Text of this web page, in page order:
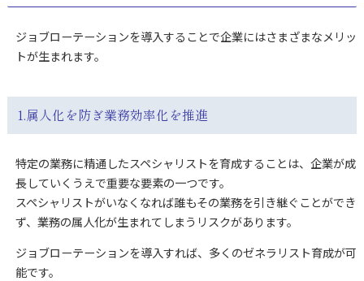
ジョブローテーションを導入することで企業にはさまざまなメリッ
トが生まれます。
1.属人化を防ぎ業務効率化を推進
特定の業務に精通したスペシャリストを育成することは、企業が成
長していくうえで重要な要素の一つです。
スペシャリストがいなくなれば誰もその業務を引き継ぐことができ
ず、業務の属人化が生まれてしまうリスクがあります。
ジョブローテーションを導入すれば、多くのゼネラリスト育成が可
能です。